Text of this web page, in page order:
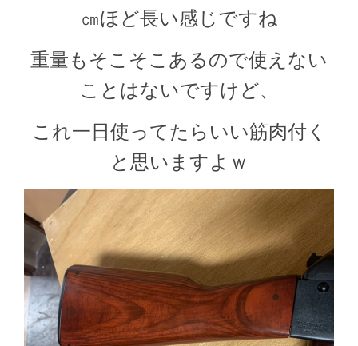
㎝ほど長い感じですね
重量もそこそこあるので使えない
ことはないですけど、
これ一日使ってたらいい筋肉付く
と思いますよｗ